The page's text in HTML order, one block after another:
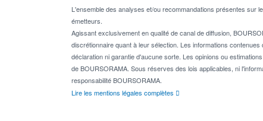
L'ensemble des analyses et/ou recommandations présentes sur
émetteurs.
Agissant exclusivement en qualité de canal de diffusion,
discrétionnaire quant à leur sélection. Les informations
déclaration ni garantie d'aucune sorte. Les opinions ou
de BOURSORAMA. Sous réserves des lois applicables, ni
responsabilité BOURSORAMA.
Lire les mentions légales complètes